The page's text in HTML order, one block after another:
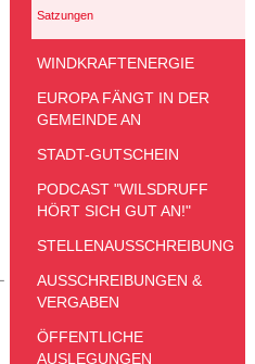
Satzungen
WINDKRAFTENERGIE
EUROPA FÄNGT IN DER
GEMEINDE AN
STADT-GUTSCHEIN
PODCAST "WILSDRUFF
HÖRT SICH GUT AN!"
STELLENAUSSCHREIBUNG
AUSSCHREIBUNGEN &
VERGABEN
ÖFFENTLICHE
AUSLEGUNGEN